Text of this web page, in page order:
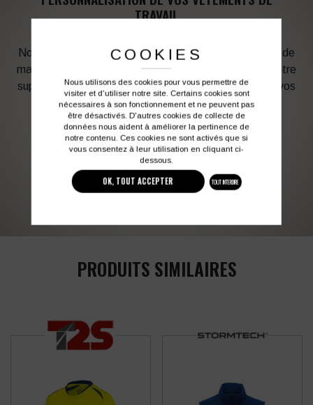
TRAVAIL
Notre graphiste connait les produits et les techniques de
marquage. Elle sera à votre service afin d’optimiser votre
support en fonction des contraintes techniques et de vos
besoins d’image. Profitez de son expérience !
Vous souhaitez avoir plus d’informations ?
03 27 28 87 86 contact@colbleu.fr
PRODUITS SIMILAIRES
COOKIES
Nous utilisons des cookies pour vous permettre de
visiter et d'utiliser notre site. Certains cookies sont
nécessaires à son fonctionnement et ne peuvent pas
être désactivés. D'autres cookies de collecte de
données nous aident à améliorer la pertinence de
notre contenu. Ces cookies ne sont activés que si
vous consentez à leur utilisation en cliquant ci-
dessous.
OK, TOUT ACCEPTER TOUT INTERDIRE